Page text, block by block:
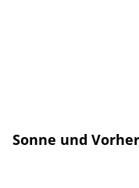
Sonne und